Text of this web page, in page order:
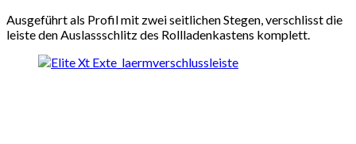
Ausgeführt als Profil mit zwei seitlichen Stegen, verschlisst die
leiste den Auslassschlitz des Rollladenkastens komplett.